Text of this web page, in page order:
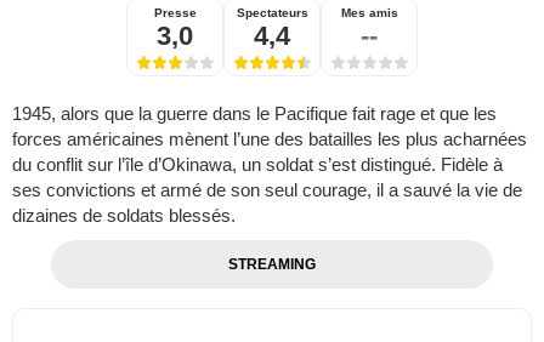
Presse
3,0
Spectateurs
4,4
Mes amis
--
1945, alors que la guerre dans le Pacifique fait rage et que les
forces américaines mènent l’une des batailles les plus acharnées
du conflit sur l’île d’Okinawa, un soldat s’est distingué. Fidèle à
ses convictions et armé de son seul courage, il a sauvé la vie de
dizaines de soldats blessés.
STREAMING